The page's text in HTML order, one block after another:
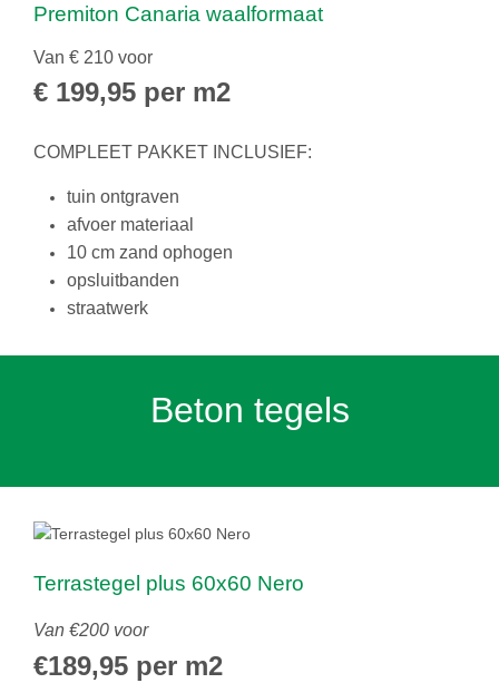
Premiton Canaria waalformaat
Van € 210 voor
€ 199,95 per m2
COMPLEET PAKKET INCLUSIEF:
tuin ontgraven
afvoer materiaal
10 cm zand ophogen
opsluitbanden
straatwerk
Beton tegels
Terrastegel plus 60x60 Nero
Van €200 voor
€189,95 per m2